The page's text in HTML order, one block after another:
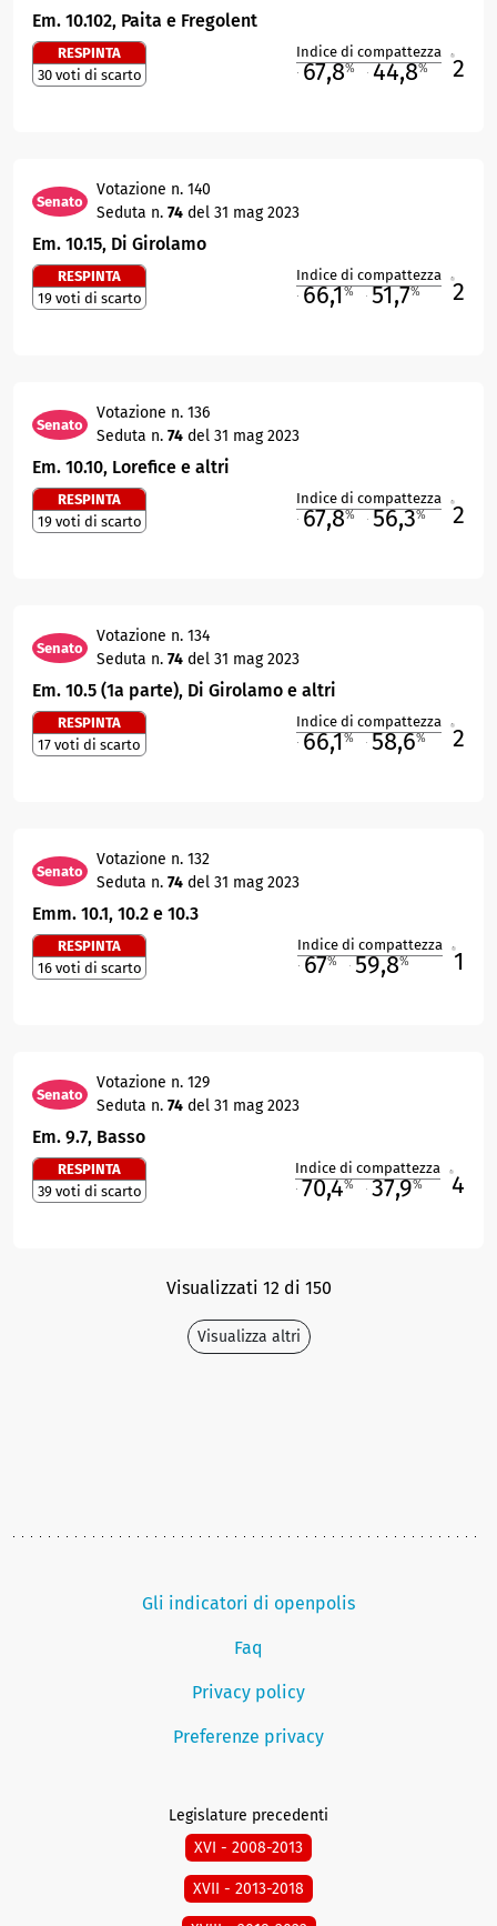
Em. 10.102, Paita e Fregolent
RESPINTA
30 voti di scarto
Indice di compattezza
67,8% 44,8% 2
Senato
Votazione n. 140
Seduta n. 74 del 31 mag 2023
Em. 10.15, Di Girolamo
RESPINTA
19 voti di scarto
Indice di compattezza
66,1% 51,7% 2
Senato
Votazione n. 136
Seduta n. 74 del 31 mag 2023
Em. 10.10, Lorefice e altri
RESPINTA
19 voti di scarto
Indice di compattezza
67,8% 56,3% 2
Senato
Votazione n. 134
Seduta n. 74 del 31 mag 2023
Em. 10.5 (1a parte), Di Girolamo e altri
RESPINTA
17 voti di scarto
Indice di compattezza
66,1% 58,6% 2
Senato
Votazione n. 132
Seduta n. 74 del 31 mag 2023
Emm. 10.1, 10.2 e 10.3
RESPINTA
16 voti di scarto
Indice di compattezza
67% 59,8% 1
Senato
Votazione n. 129
Seduta n. 74 del 31 mag 2023
Em. 9.7, Basso
RESPINTA
39 voti di scarto
Indice di compattezza
70,4% 37,9% 4
Visualizzati 12 di 150
Visualizza altri
Gli indicatori di openpolis
Faq
Privacy policy
Preferenze privacy
Legislature precedenti
XVI - 2008-2013
XVII - 2013-2018